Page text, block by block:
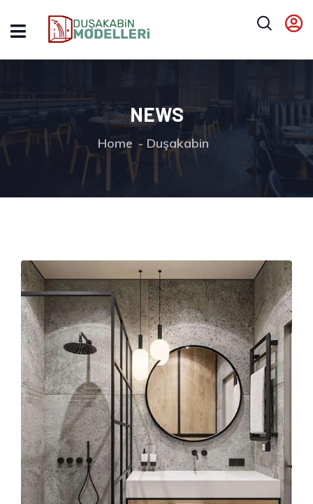
NEWS
Home Duşakabin